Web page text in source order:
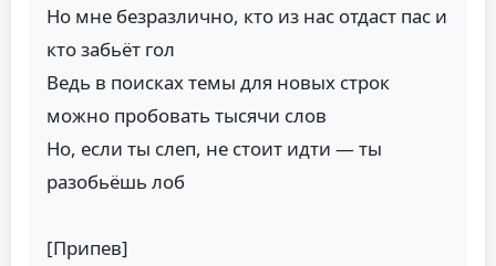
Но мне безразлично, кто из нас отдаст пас и
кто забьёт гол
Ведь в поисках темы для новых строк
можно пробовать тысячи слов
Но, если ты слеп, не стоит идти — ты
разобьёшь лоб
[Припев]